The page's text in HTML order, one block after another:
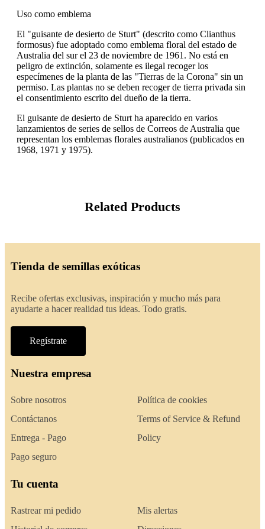
Uso como emblema
El "guisante de desierto de Sturt" (descrito como Clianthus
formosus) fue adoptado como emblema floral del estado de
Australia del sur el 23 de noviembre de 1961. No está en
peligro de extinción, solamente es ilegal recoger los
especímenes de la planta de las "Tierras de la Corona" sin un
permiso. Las plantas no se deben recoger de tierra privada sin
el consentimiento escrito del dueño de la tierra.
El guisante de desierto de Sturt ha aparecido en varios
lanzamientos de series de sellos de Correos de Australia que
representan los emblemas florales australianos (publicados en
1968, 1971 y 1975).
Related Products
Tienda de semillas exóticas
Recibe ofertas exclusivas, inspiración y mucho más para
ayudarte a hacer realidad tus ideas. Todo gratis.
Regístrate
Nuestra empresa
Sobre nosotros
Contáctanos
Entrega - Pago
Pago seguro
Política de cookies
Terms of Service & Refund
Policy
Tu cuenta
Rastrear mi pedido
Mis alertas